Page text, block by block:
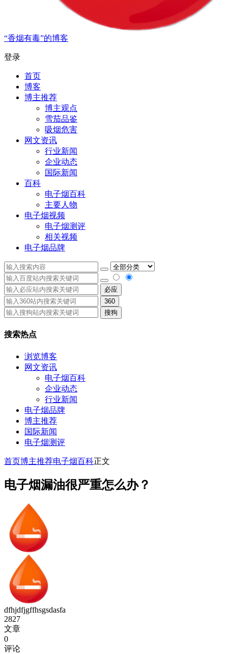
“香烟有毒”的博客
登录
首页
博客
博主推荐
博主观点
雪茄品鉴
吸烟危害
网文资讯
行业新闻
企业动态
国际新闻
百科
电子烟百科
主要人物
电子烟视频
电子烟测评
相关视频
电子烟品牌
必应
360
搜狗
搜索热点
浏览博客
网文资讯
电子烟百科
企业动态
行业新闻
电子烟品牌
博主推荐
国际新闻
电子烟测评
首页博主推荐电子烟百科正文
电子烟漏油很严重怎么办？
dfhjdfjgffhsgsdasfa
2827
文章
0
评论